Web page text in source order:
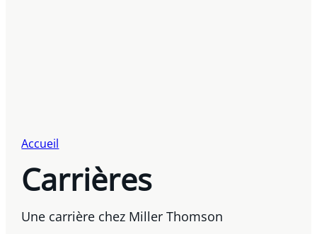
Accueil
Carrières
Une carrière chez Miller Thomson